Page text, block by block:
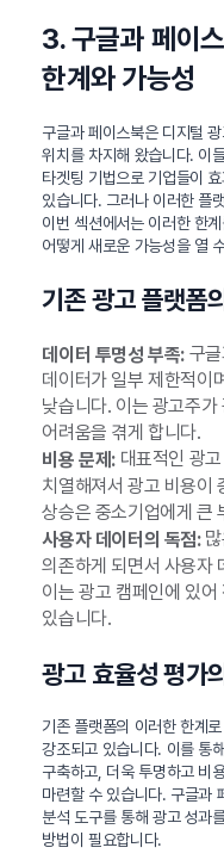
3. 구글과 페이
한계와 가능성
구글과 페이스북은 디지털
위치를 차지해 왔습니다. 이
타겟팅 기법으로 기업들이
있습니다. 그러나 이러한 플
이번 섹션에서는 이러한 한
어떻게 새로운 가능성을 열
기존 광고 플랫폼
데이터 투명성 부족:구글
데이터가 일부 제한적이
낮습니다. 이는 광고주가
어려움을 겪게 합니다.
비용 문제:대표적인 광고
치열해져서 광고 비용이
상승은 중소기업에게 큰
사용자 데이터의 독점:많
의존하게 되면서 사용자
이는 광고 캠페인에 있
있습니다.
광고 효율성 평가
기존 플랫폼의 이러한 한계
강조되고 있습니다. 이를 통
구축하고, 더욱 투명하고 비
마련할 수 있습니다. 구글과
분석 도구를 통해 광고 성과
방법이 필요합니다.